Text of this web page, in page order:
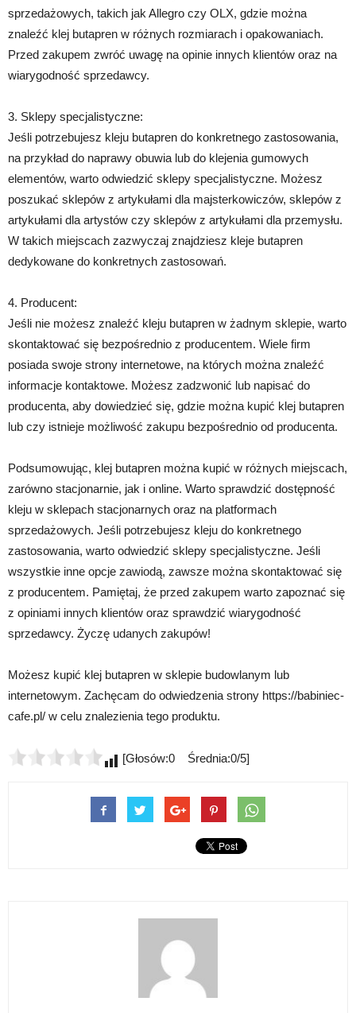
sprzedażowych, takich jak Allegro czy OLX, gdzie można
znaleźć klej butapren w różnych rozmiarach i opakowaniach.
Przed zakupem zwróć uwagę na opinie innych klientów oraz na
wiarygodność sprzedawcy.
3. Sklepy specjalistyczne:
Jeśli potrzebujesz kleju butapren do konkretnego zastosowania,
na przykład do naprawy obuwia lub do klejenia gumowych
elementów, warto odwiedzić sklepy specjalistyczne. Możesz
poszukać sklepów z artykułami dla majsterkowiczów, sklepów z
artykułami dla artystów czy sklepów z artykułami dla przemysłu.
W takich miejscach zazwyczaj znajdziesz kleje butapren
dedykowane do konkretnych zastosowań.
4. Producent:
Jeśli nie możesz znaleźć kleju butapren w żadnym sklepie, warto
skontaktować się bezpośrednio z producentem. Wiele firm
posiada swoje strony internetowe, na których można znaleźć
informacje kontaktowe. Możesz zadzwonić lub napisać do
producenta, aby dowiedzieć się, gdzie można kupić klej butapren
lub czy istnieje możliwość zakupu bezpośrednio od producenta.
Podsumowując, klej butapren można kupić w różnych miejscach,
zarówno stacjonarnie, jak i online. Warto sprawdzić dostępność
kleju w sklepach stacjonarnych oraz na platformach
sprzedażowych. Jeśli potrzebujesz kleju do konkretnego
zastosowania, warto odwiedzić sklepy specjalistyczne. Jeśli
wszystkie inne opcje zawiodą, zawsze można skontaktować się
z producentem. Pamiętaj, że przed zakupem warto zapoznać się
z opiniami innych klientów oraz sprawdzić wiarygodność
sprzedawcy. Życzę udanych zakupów!
Możesz kupić klej butapren w sklepie budowlanym lub
internetowym. Zachęcam do odwiedzenia strony https://babiniec-
cafe.pl/ w celu znalezienia tego produktu.
[Głosów:0 Średnia:0/5]